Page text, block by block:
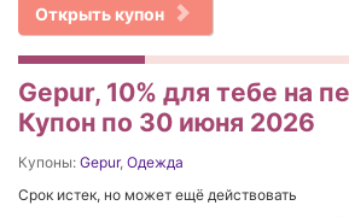
Открыть купон
Gepur, 10% для тебе на
Купон по 30 июня 2026
Купоны: Gepur, Одежда
Срок истек, но может ещё действовать